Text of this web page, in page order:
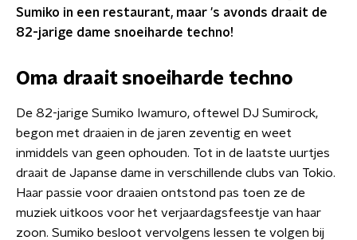
Sumiko in een restaurant, maar 's avonds draait de
82-jarige dame snoeiharde techno!
Oma draait snoeiharde techno
​De 82-jarige Sumiko Iwamuro, oftewel DJ Sumirock,
begon met draaien in de jaren zeventig en weet
inmiddels van geen ophouden. Tot in de laatste uurtjes
draait de Japanse dame in verschillende clubs van Tokio.
Haar passie voor draaien ontstond pas toen ze de
muziek uitkoos voor het verjaardagsfeestje van haar
zoon. Sumiko besloot vervolgens lessen te volgen bij